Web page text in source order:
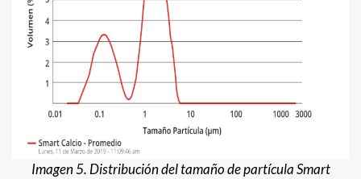
Imagen 5. Distribución del tamaño de partícula Smart